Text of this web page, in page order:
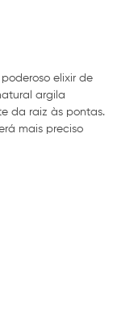
elixir de
argila
da raiz às pontas.
mais preciso